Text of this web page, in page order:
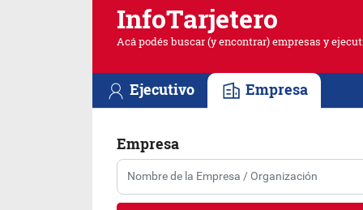
InfoTarjetero
Acá podés buscar (y encontrar) empresas y
Ejecutivo Empresa
Empresa